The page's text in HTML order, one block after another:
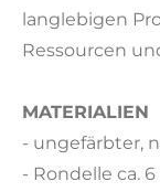
langlebigen
Ressourcen
MATERIALIEN
- ungefärbter,
- Rondelle ca.